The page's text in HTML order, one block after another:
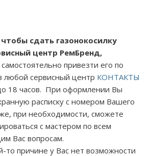
сдать газонокосилку
центр РемБренд,
привезти его по
любой сервисный центр КОНТАКТЫ
18 часов. При оформлении Вы
расписку с номером Вашего
при необходимости, сможете
с мастером по всем
Вас вопросам.
то причине у Вас нет возможности